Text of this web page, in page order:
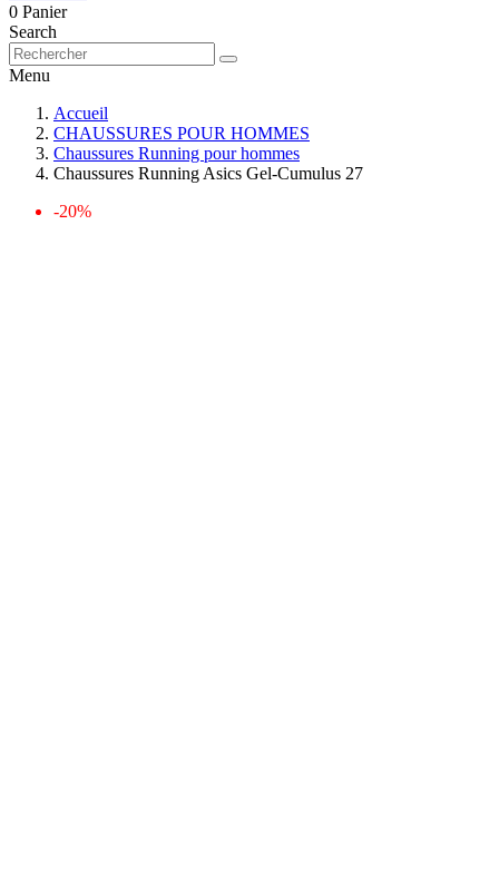
0 Panier
Search
Menu
Accueil
CHAUSSURES POUR HOMMES
Chaussures Running pour hommes
Chaussures Running Asics Gel-Cumulus 27
-20%